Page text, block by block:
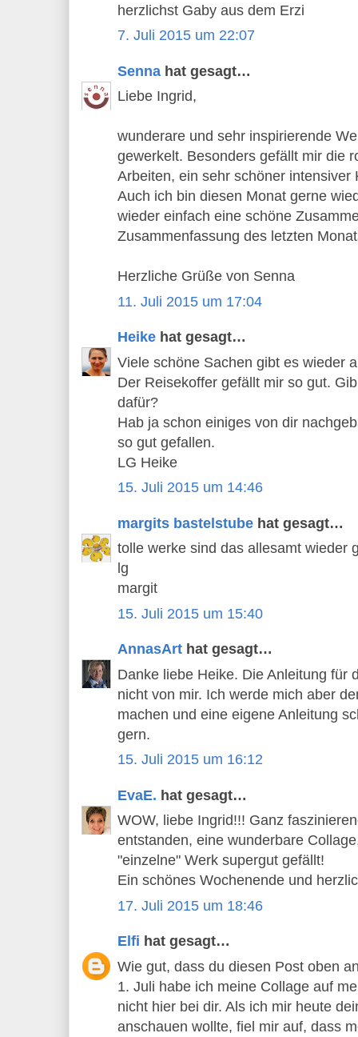
herzlichst Gaby aus dem Erzi
7. Juli 2015 um 22:07
Senna hat gesagt…
Liebe Ingrid,
wunderare und sehr inspirierende
gewerkelt. Besonders gefällt mir die
Arbeiten, ein sehr schöner intensiver
Auch ich bin diesen Monat gerne
wieder einfach eine schöne
Zusammenfassung des letzten
Herzliche Grüße von Senna
11. Juli 2015 um 17:04
Heike hat gesagt…
Viele schöne Sachen gibt es wieder
Der Reisekoffer gefällt mir so gut.
dafür?
Hab ja schon einiges von dir
so gut gefallen.
LG Heike
15. Juli 2015 um 14:46
margits bastelstube hat gesagt…
tolle werke sind das allesamt wieder
lg
margit
15. Juli 2015 um 15:40
AnnasArt hat gesagt…
Danke liebe Heike. Die Anleitung für
nicht von mir. Ich werde mich aber
machen und eine eigene Anleitung
gern.
15. Juli 2015 um 16:12
EvaE. hat gesagt…
WOW, liebe Ingrid!!! Ganz
entstanden, eine wunderbare
"einzelne" Werk supergut gefällt!
Ein schönes Wochenende und
17. Juli 2015 um 18:46
Elfi hat gesagt…
Wie gut, dass du diesen Post oben
1. Juli habe ich meine Collage auf
nicht hier bei dir. Als ich mir heute
anschauen wollte, fiel mir auf, dass